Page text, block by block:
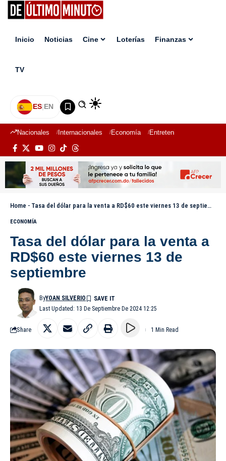
Inicio Noticias Cine Loterías Finanzas
TV
ES|EN
Nacionales Internacionales Economía Entretenimiento
Home - Tasa del dólar para la venta a RD$60 este viernes 13 de septiembre
ECONOMÍA
Tasa del dólar para la venta a
RD$60 este viernes 13 de
septiembre
Last Updated: 13 De Septiembre De 2024 12:25
ByYOAN SILVERIO
Share 1 Min Read